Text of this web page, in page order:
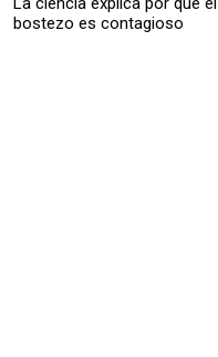
bostezo es contagioso